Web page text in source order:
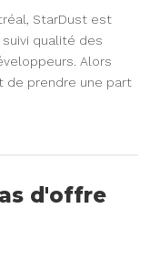
StarDust est
qualité des
Alors
de prendre une part
d'offre